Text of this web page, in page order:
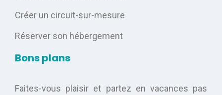
Créer un circuit-sur-mesure
Réserver son hébergement
Bons plans
Faites-vous plaisir et partez en vacances pas